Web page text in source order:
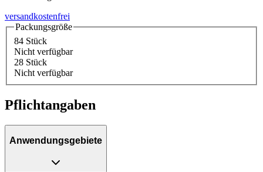
versandkostenfrei
Packungsgröße
84 Stück
Nicht verfügbar
28 Stück
Nicht verfügbar
Pflichtangaben
Anwendungsgebiete